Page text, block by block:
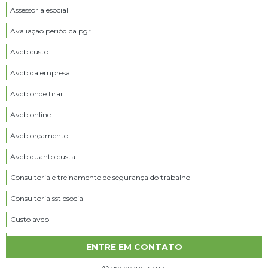
Assessoria esocial
Avaliação periódica pgr
Avcb custo
Avcb da empresa
Avcb onde tirar
Avcb online
Avcb orçamento
Avcb quanto custa
Consultoria e treinamento de segurança do trabalho
Consultoria sst esocial
Custo avcb
Emissão avcb
ENTRE EM CONTATO